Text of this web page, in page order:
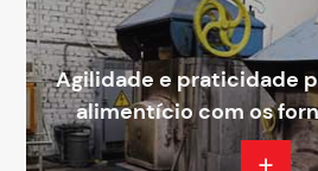
Agilidade e praticidade
alimentício com os